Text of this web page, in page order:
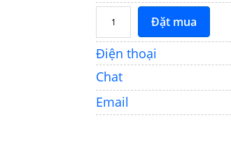
Đặt mua
Điện thoại
Chat
Email